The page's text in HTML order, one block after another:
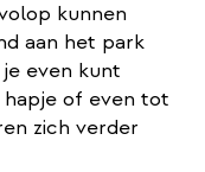
kunnen
aan het park
even kunt
of even tot
zich verder